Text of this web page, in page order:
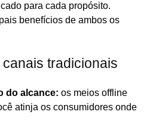
para cada propósito.
benefícios de ambos os
tradicionais
do alcance: os meios offline
atinja os consumidores onde